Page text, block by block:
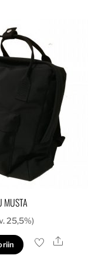
MUSTA
25,5%)
Ale